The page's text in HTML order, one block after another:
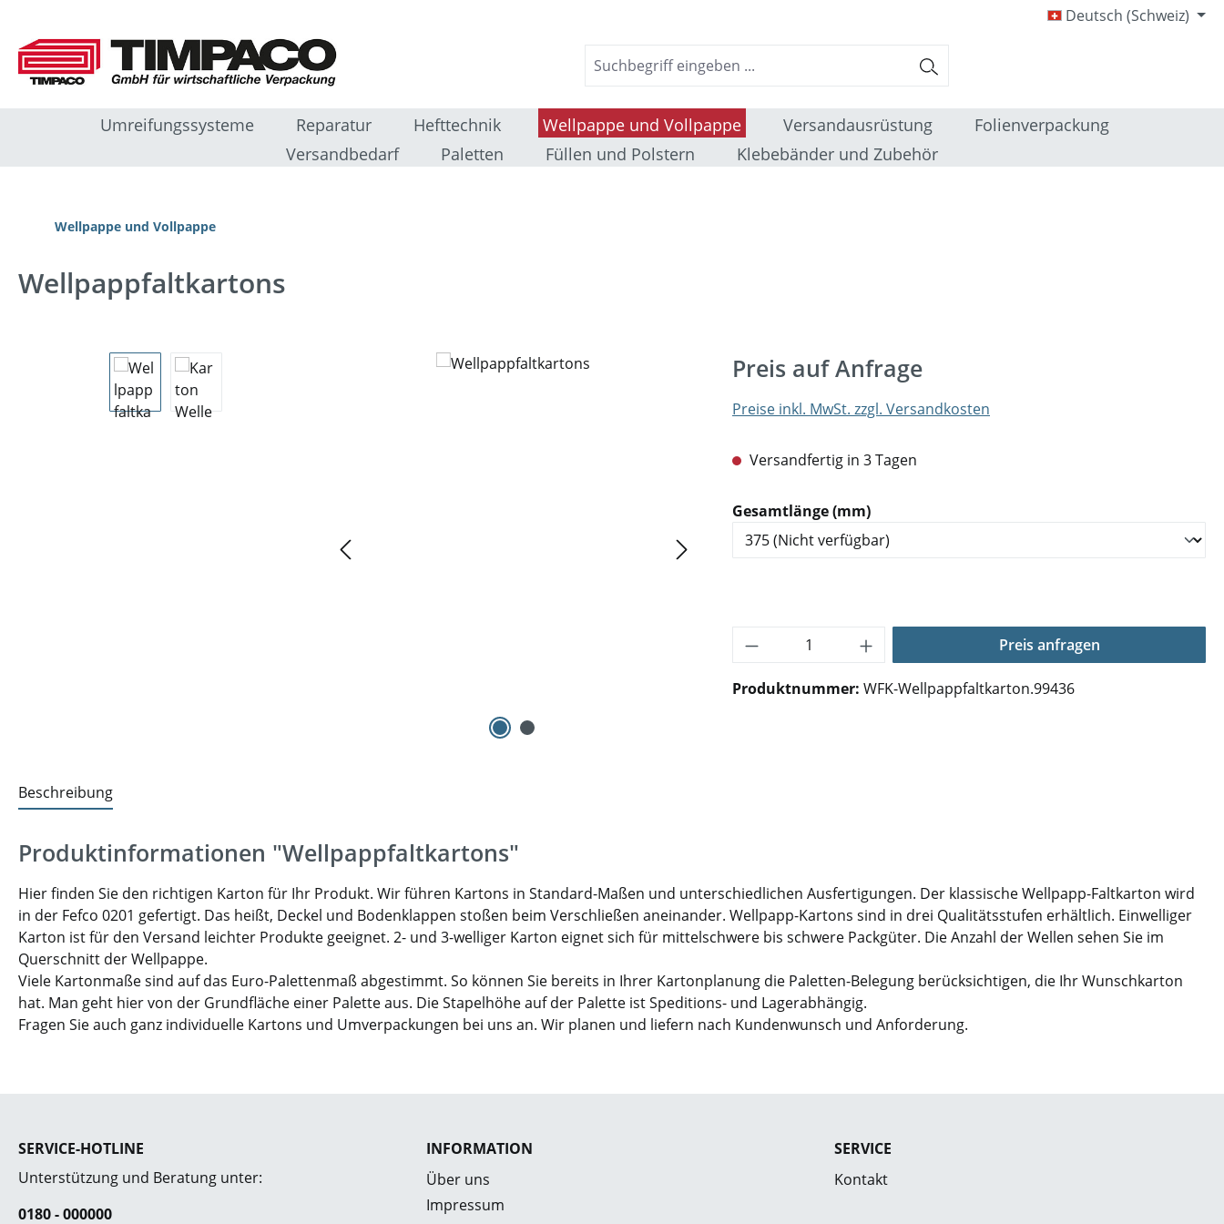
Deutsch (Schweiz)
Umreifungssysteme Reparatur Hefttechnik Wellpappe und Vollpappe Versandausrüstung
Folienverpackung
Versandbedarf
Paletten Füllen und Polstern Klebebänder und Zubehör
Wellpappe und Vollpappe
Wellpappfaltkartons
Bildergalerie überspringen Preis auf Anfrage
Preise inkl. MwSt. zzgl. Versandkosten
Versandfertig in 3 Tagen
Gesamtlänge (mm)auswählen
Produkt Anzahl: Gib den gewünschten Wert
Preis anfragen
Produktnummer: WFK-Wellpappfaltkarton.99436
Beschreibung
Produktinformationen "Wellpappfaltkartons"
Hier finden Sie den richtigen Karton für Ihr Produkt. Wir führen Kartons in Standard-Maßen und unterschiedlichen Ausfertigungen. Der klassische Wellpapp-Faltkarton wird
in der Fefco 0201 gefertigt. Das heißt, Deckel und Bodenklappen stoßen beim Verschließen aneinander. Wellpapp-Kartons sind in drei Qualitätsstufen erhältlich. Einwelliger
Karton ist für den Versand leichter Produkte geeignet. 2- und 3-welliger Karton eignet sich für mittelschwere bis schwere Packgüter. Die Anzahl der Wellen sehen Sie im
Querschnitt der Wellpappe.
Viele Kartonmaße sind auf das Euro-Palettenmaß abgestimmt. So können Sie bereits in Ihrer Kartonplanung die Paletten-Belegung berücksichtigen, die Ihr Wunschkarton
hat. Man geht hier von der Grundfläche einer Palette aus. Die Stapelhöhe auf der Palette ist Speditions- und Lagerabhängig.
Fragen Sie auch ganz individuelle Kartons und Umverpackungen bei uns an. Wir planen und liefern nach Kundenwunsch und Anforderung.
SERVICE-HOTLINE
Unterstützung und Beratung unter:
0180 - 000000
INFORMATION
Über uns
Impressum
SERVICE
Kontakt